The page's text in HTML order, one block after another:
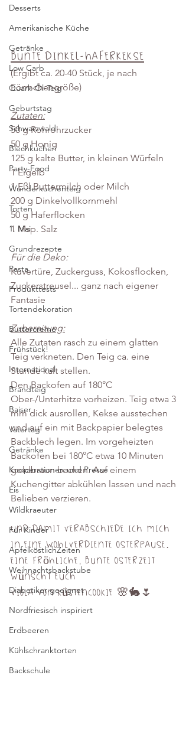
Desserts
Amerikanische Küche
Getränke
Low Carb
Quark-Öl-Teig
Geburtstag
Schwarzwald
Blechkuchen
Party-Food
Wunderkuchenteig
Torten
1. Mai
Grundrezepte
Pasta
Produkttests
Tortendekoration
Buttercreme
Frühstück!
International
Brandteig
Baiser
Vatertag
Getränke
Kooperationen und Presse
Eis
Wildkraeuter
Für Kinder
ApfelköstlichZeiten
Weihnachtsbackstube
Diabetiker geeignet
Nordfriesisch inspiriert
Erdbeeren
Kühlschranktorten
Backschule
Bunte Dinkel-Haferkekse
(Ergibt ca. 20-40 Stück, je nach
Förmchengröße)
Zutaten:
50 g Rohrohrzucker
50 g Honig
125 g kalte Butter, in kleinen Würfeln
1 Eigelb
1 Eßl Buttermilch oder Milch
200 g Dinkelvollkornmehl
50 g Haferflocken
1 Msp. Salz
Für die Deko:
Kuvertüre, Zuckerguss, Kokosflocken,
Zuckerstreusel... ganz nach eigener
Fantasie
Zubereitung:
Alle Zutaten rasch zu einem glatten
Teig verkneten. Den Teig ca. eine
Stunde kalt stellen.
Den Backofen auf 180°C
Ober-/Unterhitze vorheizen. Teig etwa 3
mm dick ausrollen, Kekse ausstechen
und auf ein mit Backpapier belegtes
Backblech legen. Im vorgeheizten
Backofen bei 180°C etwa 10 Minuten
goldbraun backen. Auf einem
Kuchengitter abkühlen lassen und nach
Belieben verzieren.
Und damit verabschiede ich mich
in eine wohlverdiente Osterpause.
Eine fröhliche, bunte Osterzeit
wünscht Euch
Viola von Küstencookie 🌸🐇🌷